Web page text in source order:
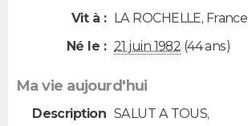
Vit à : LA ROCHELLE, France
Né le : 21 juin 1982 (44 ans)
Ma vie aujourd'hui
Description SALUT A TOUS,